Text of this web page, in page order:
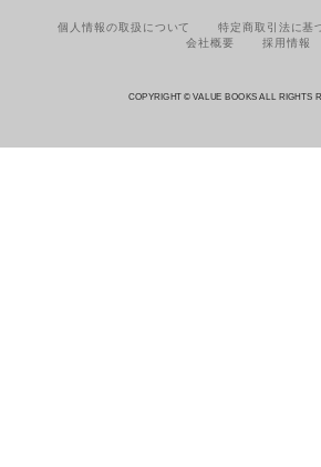
個人情報の取扱について 特定商取引法に基
会社概要
採用情報
COPYRIGHT © VALUE BOOKS ALL RIGHTS